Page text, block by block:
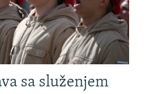
sa služenjem